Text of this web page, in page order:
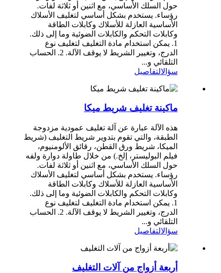
حول السلك الأساسي، مع اثنين أو ثلاثة لفات.
رؤساء. يستخدم بشكل أساسي لتغليف الأسلاك
الأساسية العازلة للأسلاك وكابلات الطاقة
وكابلات التحكم والكابلات الضوئية وما إلى ذلك.
1. يمكن استخدام مادة التغليف لتغليف نوع
الدرج، وتغيير الشريط لا يوقف الآلة. 2. الحساب
التلقائي و...
سؤالالتفاصيل
ماكينة تغليف شريط ميكا
هذه الآلة عبارة عن آلة تغليف عمودية مزدوجة
الطبقة، والتي تقوم بتدوير شريط التغليف (شريط
الميكا، شريط ورق القطن، رقائق الألومنيوم،
فيلم البوليستر، إلخ.) من خلال طاولة دوارة ولفه
حول السلك الأساسي، مع اثنين أو ثلاثة لفات.
رؤساء. يستخدم بشكل أساسي لتغليف الأسلاك
الأساسية العازلة للأسلاك وكابلات الطاقة
وكابلات التحكم والكابلات الضوئية وما إلى ذلك.
1. يمكن استخدام مادة التغليف لتغليف نوع
الدرج، وتغيير الشريط لا يوقف الآلة. 2. الحساب
التلقائي و...
سؤالالتفاصيل
أربعة أزواج من آلات التغليف